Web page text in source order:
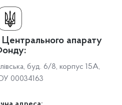
апарату
буд. 6/8, корпус 15А,
00034163